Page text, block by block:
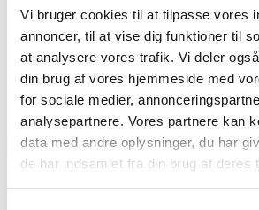
Vi bruger cookies til at tilpasse vores
annoncer, til at vise dig funktioner til
at analysere vores trafik. Vi deler
din brug af vores hjemmeside med
for sociale medier,
analysepartnere. Vores partnere kan
data med andre oplysninger, du har
de har indsamlet fra din brug af deres
Sök: Sök
Mitt konto
Varukorgen
Till kassan
Registrera
Logga in
Sök
Vi är en aktiv medlem i den internationella